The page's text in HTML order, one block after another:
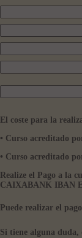
El coste para la
• Curso acreditado
• Curso acreditado
Realize el Pago a la
CAIXABANK IBAN
Puede realizar el
Si tiene alguna